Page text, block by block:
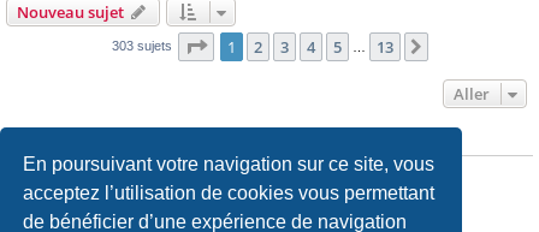
En poursuivant votre navigation sur ce site, vous
acceptez l’utilisation de cookies vous permettant
de bénéficier d’une expérience de navigation
Nouveau sujet
303 sujets Page 1sur13
1 2 3 4 5 13
Aller
Vousne pouvez paspublier de nouveaux sujets dans ce forum
ne pouvez pasrépondre aux sujets dans ce forum
Vousne pouvez pasmodifier vos messages dans ce forum
Vousne pouvez passupprimer vos messages dans ce forum